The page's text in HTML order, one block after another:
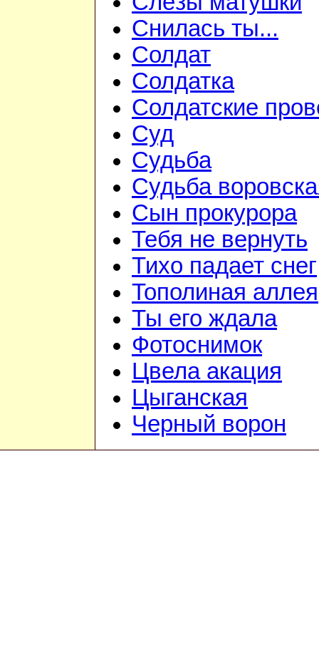
Снилась ты...
Солдат
Солдатка
Солдатские
Суд
Судьба
Судьба
Сын прокурора
Тебя не вернуть
Тихо падает снег
Тополиная аллея
Ты его ждала
Фотоснимок
Цвела акация
Цыганская
Черный ворон